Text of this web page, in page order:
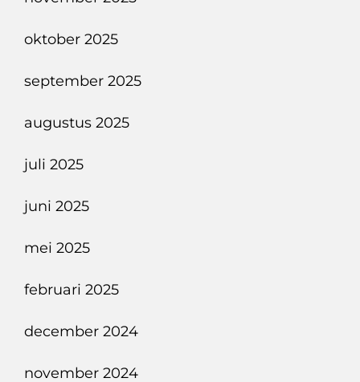
oktober 2025
september 2025
augustus 2025
juli 2025
juni 2025
mei 2025
februari 2025
december 2024
november 2024